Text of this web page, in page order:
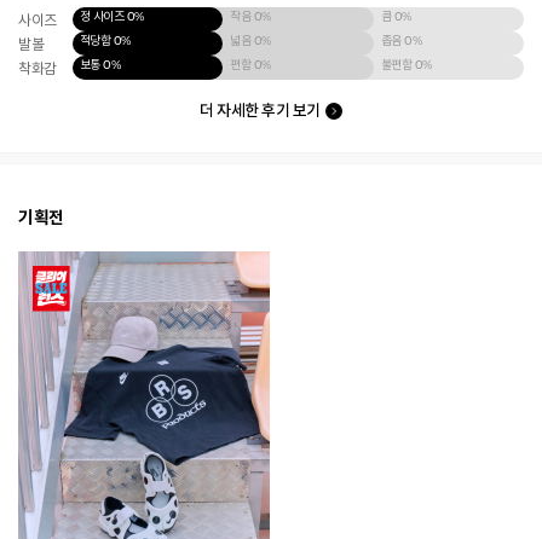
사이즈 정 사이즈0% 작음0% 큼0%
발볼 적당함0% 넓음0% 좁음0%
착화감 보통0% 편함0% 불편함0%
더 자세한 후기 보기
기획전